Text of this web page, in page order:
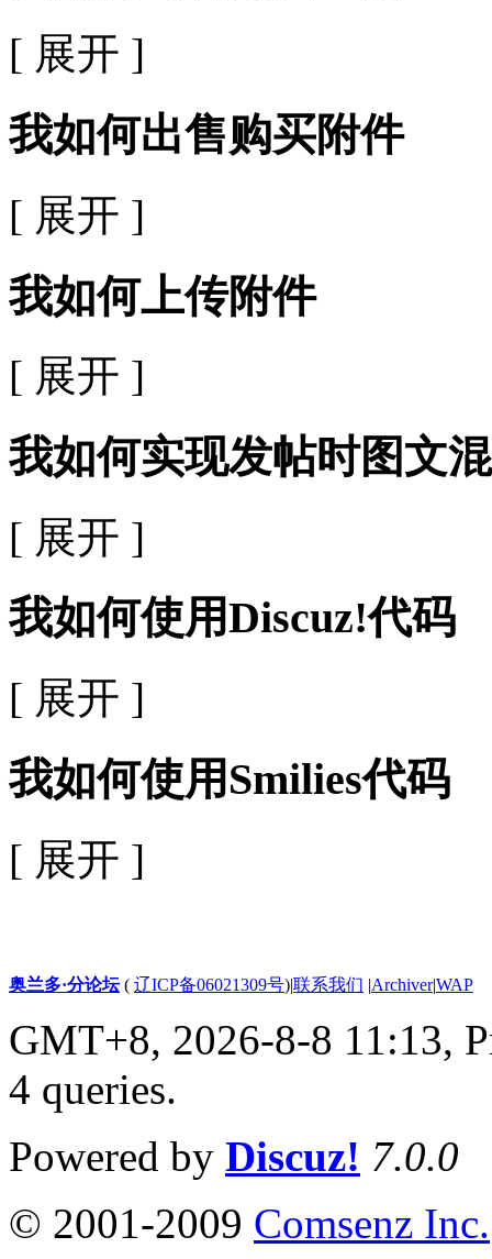
[ 展开 ]
我如何出售购买附件
[ 展开 ]
我如何上传附件
[ 展开 ]
我如何实现发帖时图文
[ 展开 ]
我如何使用Discuz!代码
[ 展开 ]
我如何使用Smilies代码
[ 展开 ]
奥兰多·分论坛( 辽ICP备06021309号)|联系我们 |Archiver|WAP
GMT+8, 2026-8-8 11:13,
4 queries.
Powered by Discuz! 7.0.0
© 2001-2009 Comsenz Inc.